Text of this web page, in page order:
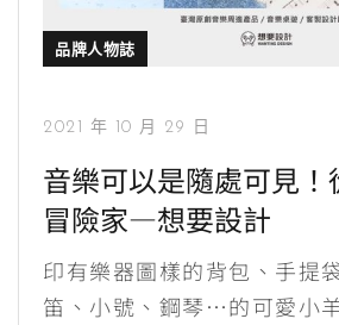
品牌人物誌
2021 年 10 月 29 日
音樂可以是隨處可見！
冒險家—想要設計
印有樂器圖樣的背包、手提
笛、小號、鋼琴…的可愛小